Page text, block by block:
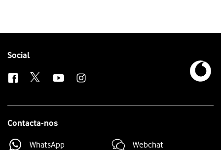
Follow
Social
Contacta-nos
WhatsApp Webchat